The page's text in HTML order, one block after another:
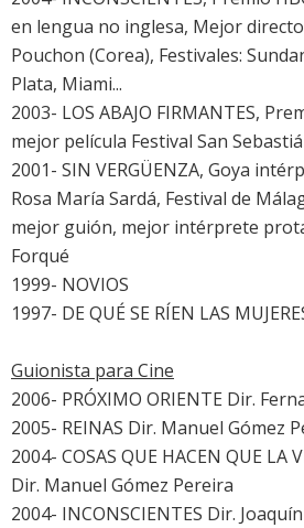
en lengua no inglesa, Mejor
Pouchon (Corea), Festivales:
Plata, Miami...
2003- LOS ABAJO FIRMANTES,
mejor película Festival San
2001- SIN VERGÜENZA, Goya
Rosa María Sardá, Festival de
mejor guión, mejor intérprete
Forqué
1999- NOVIOS
1997- DE QUÉ SE RÍEN LAS
Guionista para Cine
2006- PRÓXIMO ORIENTE Dir.
2005- REINAS Dir. Manuel Gómez
2004- COSAS QUE HACEN QUE LA
Dir. Manuel Gómez Pereira
2004- INCONSCIENTES Dir.